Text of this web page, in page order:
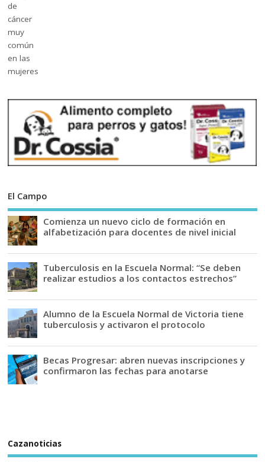
El Campo
Comienza un nuevo ciclo de formación en
alfabetización para docentes de nivel inicial
Tuberculosis en la Escuela Normal: “Se deben
realizar estudios a los contactos estrechos”
Alumno de la Escuela Normal de Victoria tiene
tuberculosis y activaron el protocolo
Becas Progresar: abren nuevas inscripciones y
confirmaron las fechas para anotarse
Cazanoticias